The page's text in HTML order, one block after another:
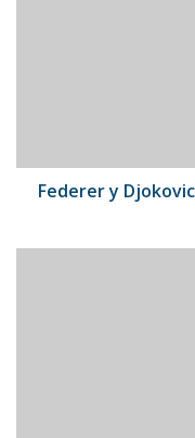
Grand
SlamFederer y